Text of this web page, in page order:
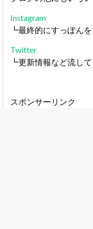
Instagram
┗最終的にすっぽん
Twitter
┗更新情報など流し
スポンサーリンク